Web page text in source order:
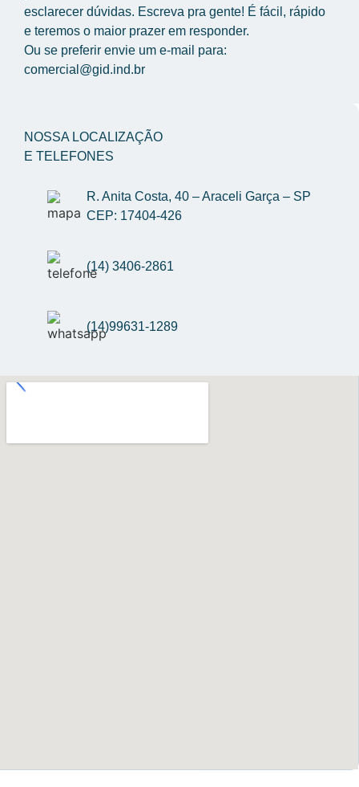
esclarecer dúvidas. Escreva pra gente! É fácil, rápido
e teremos o maior prazer em responder.
Ou se preferir envie um e-mail para:
comercial@gid.ind.br
NOSSA LOCALIZAÇÃO
E TELEFONES
R. Anita Costa, 40 – Araceli Garça – SP
CEP: 17404-426
(14) 3406-2861
(14)99631-1289